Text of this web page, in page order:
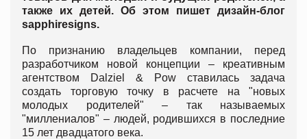
также их детей. Об этом пишет дизайн-блог
sapphiresigns.
По признанию владельцев компании, перед
разработчиком новой концепции – креативным
агентством Dalziel & Pow ставилась задача
создать торговую точку в расчете на "новых
молодых родителей" – так называемых
"миллениалов" – людей, родившихся в последние
15 лет двадцатого века.